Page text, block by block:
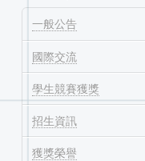
一般公告
國際交流
學生競賽獲獎
招生資訊
獲獎榮譽